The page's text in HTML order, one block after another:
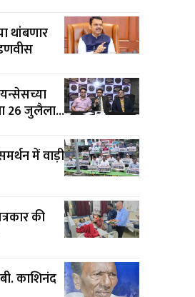
थांबणार
26 जुलैला...
में वाड़ी
की
काशिनंद